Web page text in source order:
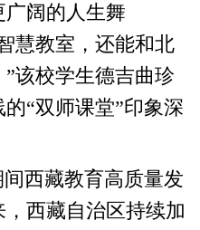
阔的人生舞
慧教室，还能和北
该校学生德吉曲珍
“双师课堂”印象深
西藏教育高质量发
西藏自治区持续加